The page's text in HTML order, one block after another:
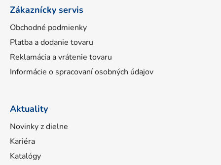
Zákaznícky servis
Obchodné podmienky
Platba a dodanie tovaru
Reklamácia a vrátenie tovaru
Informácie o spracovaní osobných údajov
Aktuality
Novinky z dielne
Kariéra
Katalógy